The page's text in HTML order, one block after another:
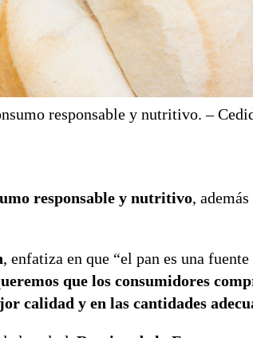
responsable y nutritivo. –
responsable y nutritivo,
, enfatiza en que “el pan es una
que los consumidores
calidad y en las cantidades